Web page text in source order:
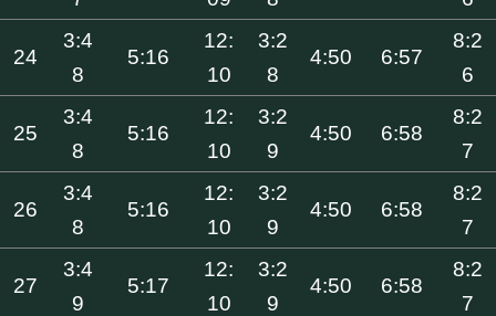
24
3:4
8
5:16
12:
10
3:2
8
4:50 6:57
8:2
6
25
3:4
8
5:16
12:
10
3:2
9
4:50 6:58
8:2
7
26
3:4
8
5:16
12:
10
3:2
9
4:50 6:58
8:2
7
27
3:4
9
5:17
12:
10
3:2
9
4:50 6:58
8:2
7